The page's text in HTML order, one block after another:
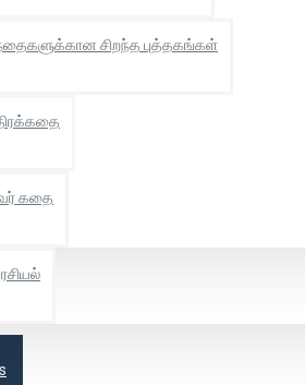
சிறந்த புத்தகங்கள்
கதை